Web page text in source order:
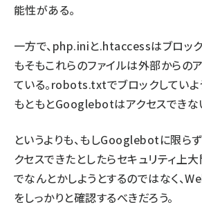
能性がある。
一方で、php.iniと.htaccessはブロッ
もそもこれらのファイルは外部からの
ている。robots.txtでブロックしていよ
もともとGooglebotはアクセスできな
というよりも、もしGooglebotに限ら
クセスできたとしたらセキュリティ
でなんとかしようとするのではなく、
をしっかりと確認するべきだろう。